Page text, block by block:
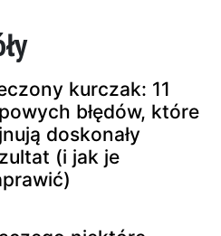
kurczak: 11
błędów, które
doskonały
(i jak je